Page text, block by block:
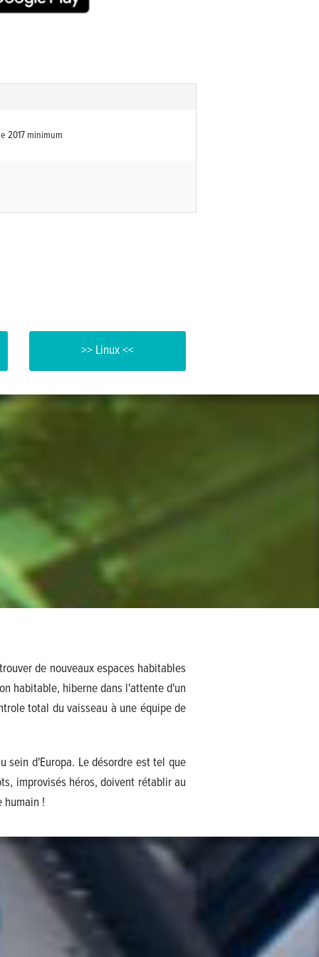
2017 minimum
>> Linux <<
de nouveaux espaces habitables
habitable, hiberne dans l'attente d'un
total du vaisseau à une équipe de
sein d'Europa. Le désordre est tel que
improvisés héros, doivent rétablir au
humain !